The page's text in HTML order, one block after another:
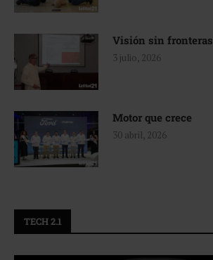
Visión sin fronteras
3 julio, 2026
Motor que crece
30 abril, 2026
TECH 2.1